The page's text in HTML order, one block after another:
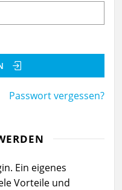
Passwort vergessen?
Ein eigenes
Vorteile und